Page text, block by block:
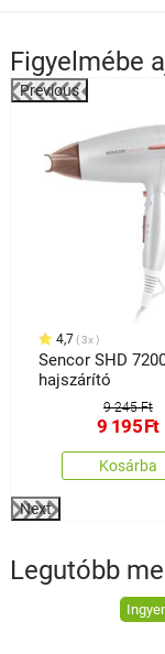
Figyelmébe
Previous
4,7 3x
Sencor SHD
hajszárító
9 245 Ft
9 195Ft
Kosárba
Next
Legutóbb